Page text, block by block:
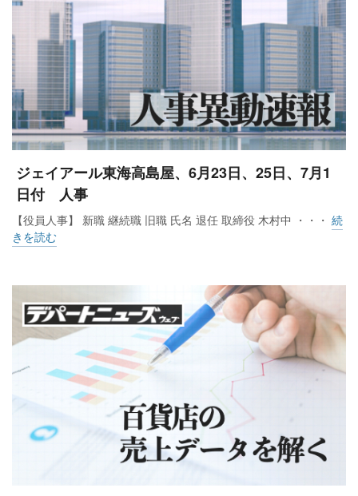
ジェイアール東海高島屋、6月23日、25日、7月1
日付 人事
【役員人事】 新職 継続職 旧職 氏名 退任 取締役 木村中 ・・・ 続
きを読む